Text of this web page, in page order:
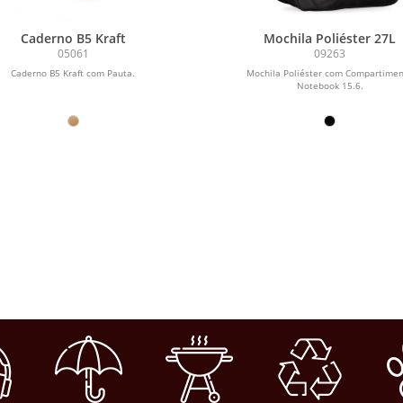
Caderno B5 Kraft
05061
Caderno B5 Kraft com Pauta.
Mochila Poliéster 27L
09263
Mochila Poliéster com
Notebook 15.6.